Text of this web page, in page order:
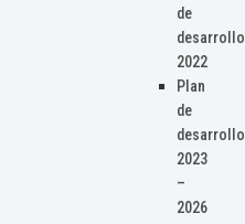
de
desarrollo
2022
Plan
de
desarrollo
2023
–
2026